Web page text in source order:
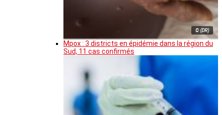
© (DR)
Mpox : 3 districts en épidémie dans la région du
Sud, 11 cas confirmés